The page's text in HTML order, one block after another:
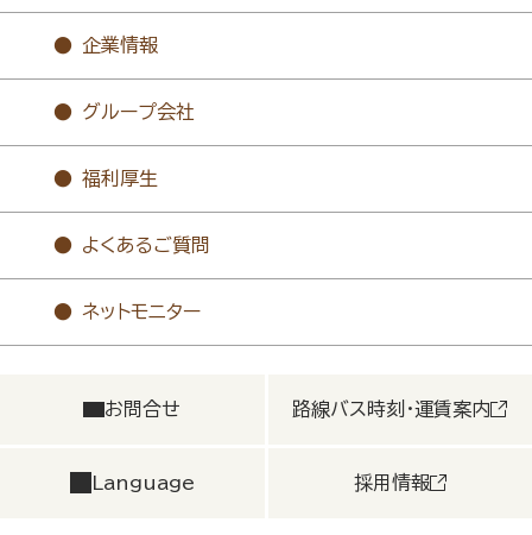
企業情報
グループ会社
福利厚生
よくあるご質問
ネットモニター
お問合せ 路線バス時刻・運賃案内
Language 採用情報